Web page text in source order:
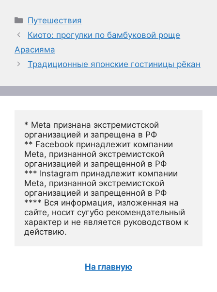
Рубрики
Путешествия
Киото: прогулки по бамбуковой роще
Арасияма
Традиционные японские гостиницы рёкан
* Meta признана экстремистской
организацией и запрещена в РФ
** Facebook принадлежит компании
Meta, признанной экстремистской
организацией и запрещенной в РФ
*** Instagram принадлежит компании
Meta, признанной экстремистской
организацией и запрещенной в РФ
**** Вся информация, изложенная на
сайте, носит сугубо рекомендательный
характер и не является руководством к
действию.
На главную